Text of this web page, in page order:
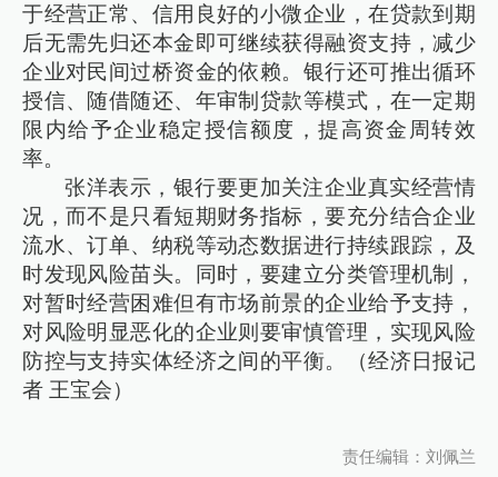
于经营正常、信用良好的小微企业，在贷款到期
后无需先归还本金即可继续获得融资支持，减少
企业对民间过桥资金的依赖。银行还可推出循环
授信、随借随还、年审制贷款等模式，在一定期
限内给予企业稳定授信额度，提高资金周转效
率。
张洋表示，银行要更加关注企业真实经营情
况，而不是只看短期财务指标，要充分结合企业
流水、订单、纳税等动态数据进行持续跟踪，及
时发现风险苗头。同时，要建立分类管理机制，
对暂时经营困难但有市场前景的企业给予支持，
对风险明显恶化的企业则要审慎管理，实现风险
防控与支持实体经济之间的平衡。（经济日报记
者 王宝会）
责任编辑：刘佩兰